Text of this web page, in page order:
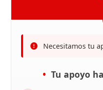
Necesitamos tu
Tu apoyo